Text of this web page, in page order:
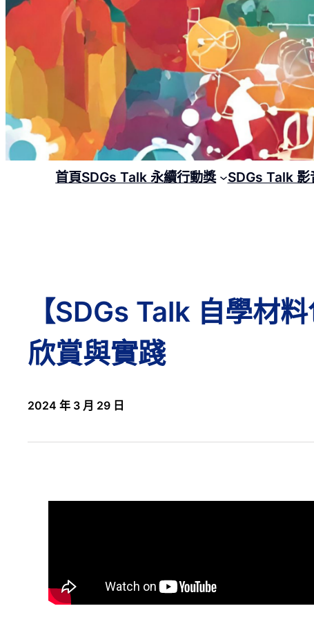
首頁SDGs Talk 永續行動獎 SDGs Talk 影
【SDGs Talk 自學材
欣賞與實踐
2024 年 3 月 29 日